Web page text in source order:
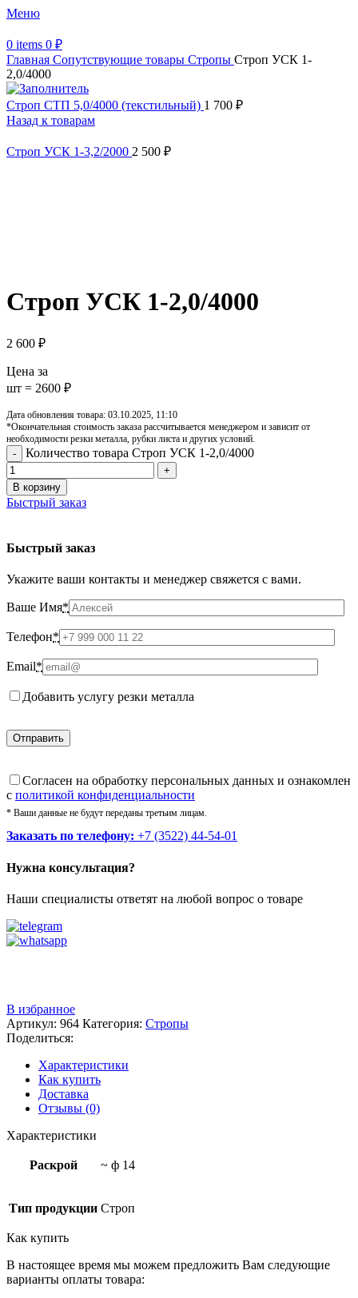
Меню
0 items 0 ₽
Главная Сопутствующие товары Стропы Строп УСК 1-
2,0/4000
Строп СТП 5,0/4000 (текстильный) 1 700 ₽
Назад к товарам
Строп УСК 1-3,2/2000 2 500 ₽
Строп УСК 1-2,0/4000
2 600 ₽
Цена за
шт = 2600 ₽
Дата обновления товара: 03.10.2025, 11:10
*Окончательная стоимость заказа рассчитывается менеджером и зависит от
необходимости резки металла, рубки листа и других условий.
Количество товара Строп УСК 1-2,0/4000
В корзину
Быстрый заказ
Быстрый заказ
Укажите ваши контакты и менеджер свяжется с вами.
Ваше Имя*
Телефон*
Email*
Добавить услугу резки металла
Cогласен на обработку персональных данных и ознакомлен
с политикой конфиденциальности
* Ваши данные не будут переданы третьим лицам.
Заказать по телефону: +7 (3522) 44-54-01
Нужна консультация?
Наши специалисты ответят на любой вопрос о товаре
В избранное
Артикул: 964 Категория: Стропы
Поделиться:
Характеристики
Как купить
Доставка
Отзывы (0)
Характеристики
Раскрой ~ ф 14
Тип продукции Строп
Как купить
В настоящее время мы можем предложить Вам следующие
варианты оплаты товара: